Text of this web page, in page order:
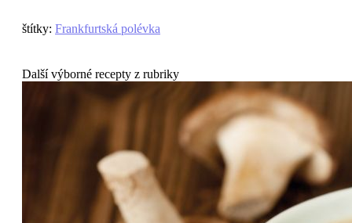
štítky: Frankfurtská polévka
Další výborné recepty z rubriky